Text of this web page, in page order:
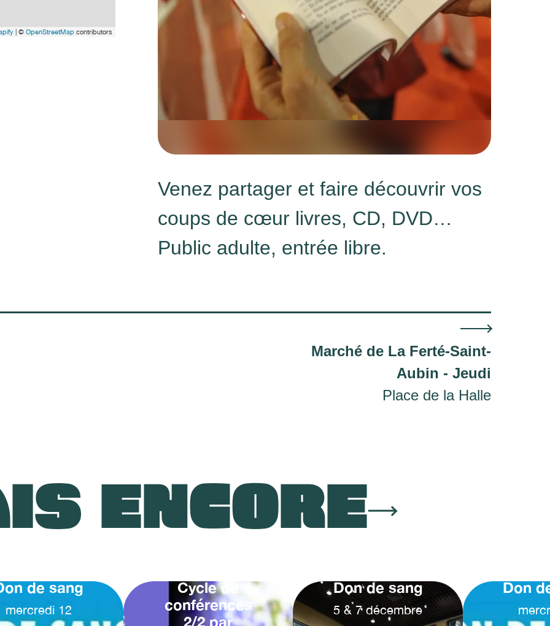
| © OpenStreetMap contributors
Venez partager et faire découvrir vos
coups de cœur livres, CD, DVD…
Public adulte, entrée libre.
Marché de La Ferté-Saint-
Aubin - Jeudi
Place de la Halle
ENCORE
de sang
mercredi 12
Cycle de
conférences
2/2 par
Don de sang
5 & 7 décembre
Don